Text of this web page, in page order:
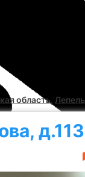
область Лепель
д.113